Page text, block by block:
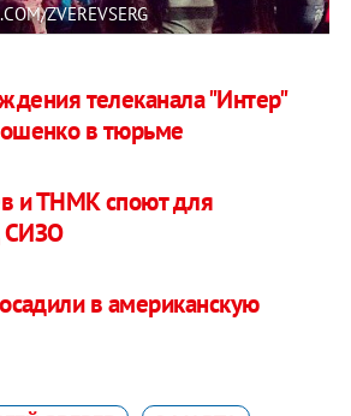
ZVEREVSERG
телеканала "Интер"
в тюрьме
и ТНМК споют для
СИЗО
в американскую